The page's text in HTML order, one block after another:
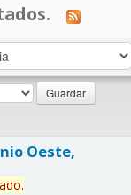
Oeste,
.